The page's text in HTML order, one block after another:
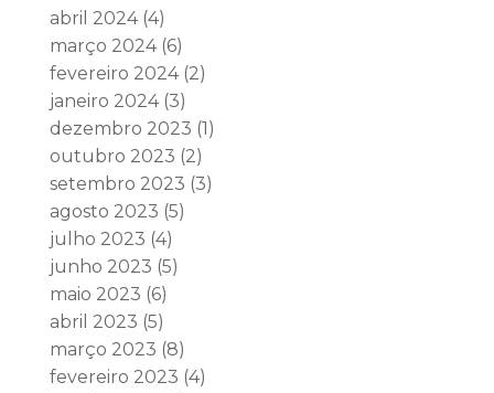
abril 2024(4)
março 2024(6)
fevereiro 2024(2)
janeiro 2024(3)
dezembro 2023 (1)
outubro 2023 (2)
setembro 2023 (3)
agosto 2023 (5)
julho 2023 (4)
junho 2023 (5)
maio 2023 (6)
abril 2023 (5)
março 2023 (8)
fevereiro 2023 (4)